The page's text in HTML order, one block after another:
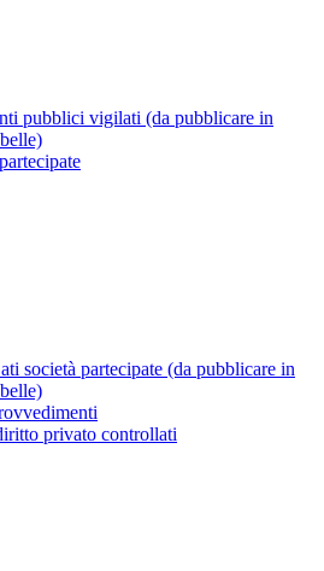
pubblici vigilati (da pubblicare in
società partecipate (da pubblicare in
privato controllati